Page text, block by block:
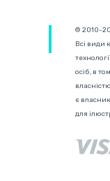
© 2010-
Всі види
осіб, в
є
для